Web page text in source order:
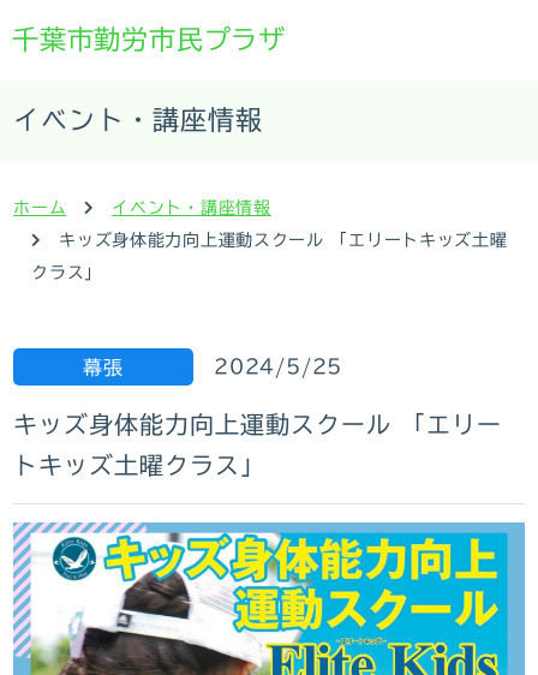
千葉市勤労市民プラザ
イベント・講座情報
ホーム
イベント・講座情報
キッズ身体能力向上運動スクール 「エリートキッズ土曜
クラス」
幕張 2024/5/25
キッズ身体能力向上運動スクール 「エリー
トキッズ土曜クラス」